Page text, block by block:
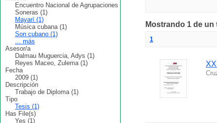
Mostrando 1 de
1
Encuentro Nacional de Agrupaciones
Soneras (1)
Mayarí (1)
Música cubana (1)
Son cubano (1)
... más
Asesor/a
Dalmau Muguercia, Adys (1)
Reyes Maceo, Zulema (1)
Fecha
2009 (1)
Descripción
Trabajo de Diploma (1)
Tipo
Tesis (1)
Has File(s)
Yes (1)